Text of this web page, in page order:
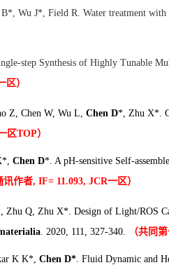
B*, Wu J*, Field R. Water treatment
step Synthesis of Highly Tunable
区）
Z, Chen W, Wu L, Chen D*, Zhu X*.
区TOP）
Chen D*. A pH-sensitive Self-
讯作者, IF= 11.093, JCR一区）
Zhu Q, Zhu X*. Design of Light/ROS
2020, 111, 327-340. （共同
K K*, Chen D* Fluid Dynamic and